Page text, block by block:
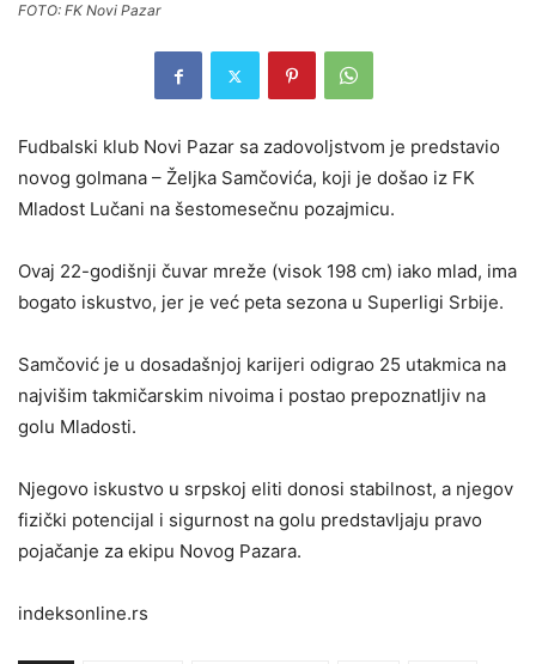
FOTO: FK Novi Pazar
Fudbalski klub Novi Pazar sa zadovoljstvom je predstavio
novog golmana – Željka Samčovića, koji je došao iz FK
Mladost Lučani na šestomesečnu pozajmicu.
Ovaj 22-godišnji čuvar mreže (visok 198 cm) iako mlad, ima
bogato iskustvo, jer je već peta sezona u Superligi Srbije.
Samčović je u dosadašnjoj karijeri odigrao 25 utakmica na
najvišim takmičarskim nivoima i postao prepoznatljiv na
golu Mladosti.
Njegovo iskustvo u srpskoj eliti donosi stabilnost, a njegov
fizički potencijal i sigurnost na golu predstavljaju pravo
pojačanje za ekipu Novog Pazara.
indeksonline.rs